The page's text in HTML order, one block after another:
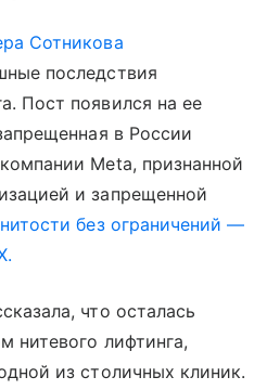
Сотникова
последствия
Пост появился на ее
в России
Meta, признанной
и запрещенной
без ограничений —
что осталась
нитевого лифтинга,
из столичных клиник.